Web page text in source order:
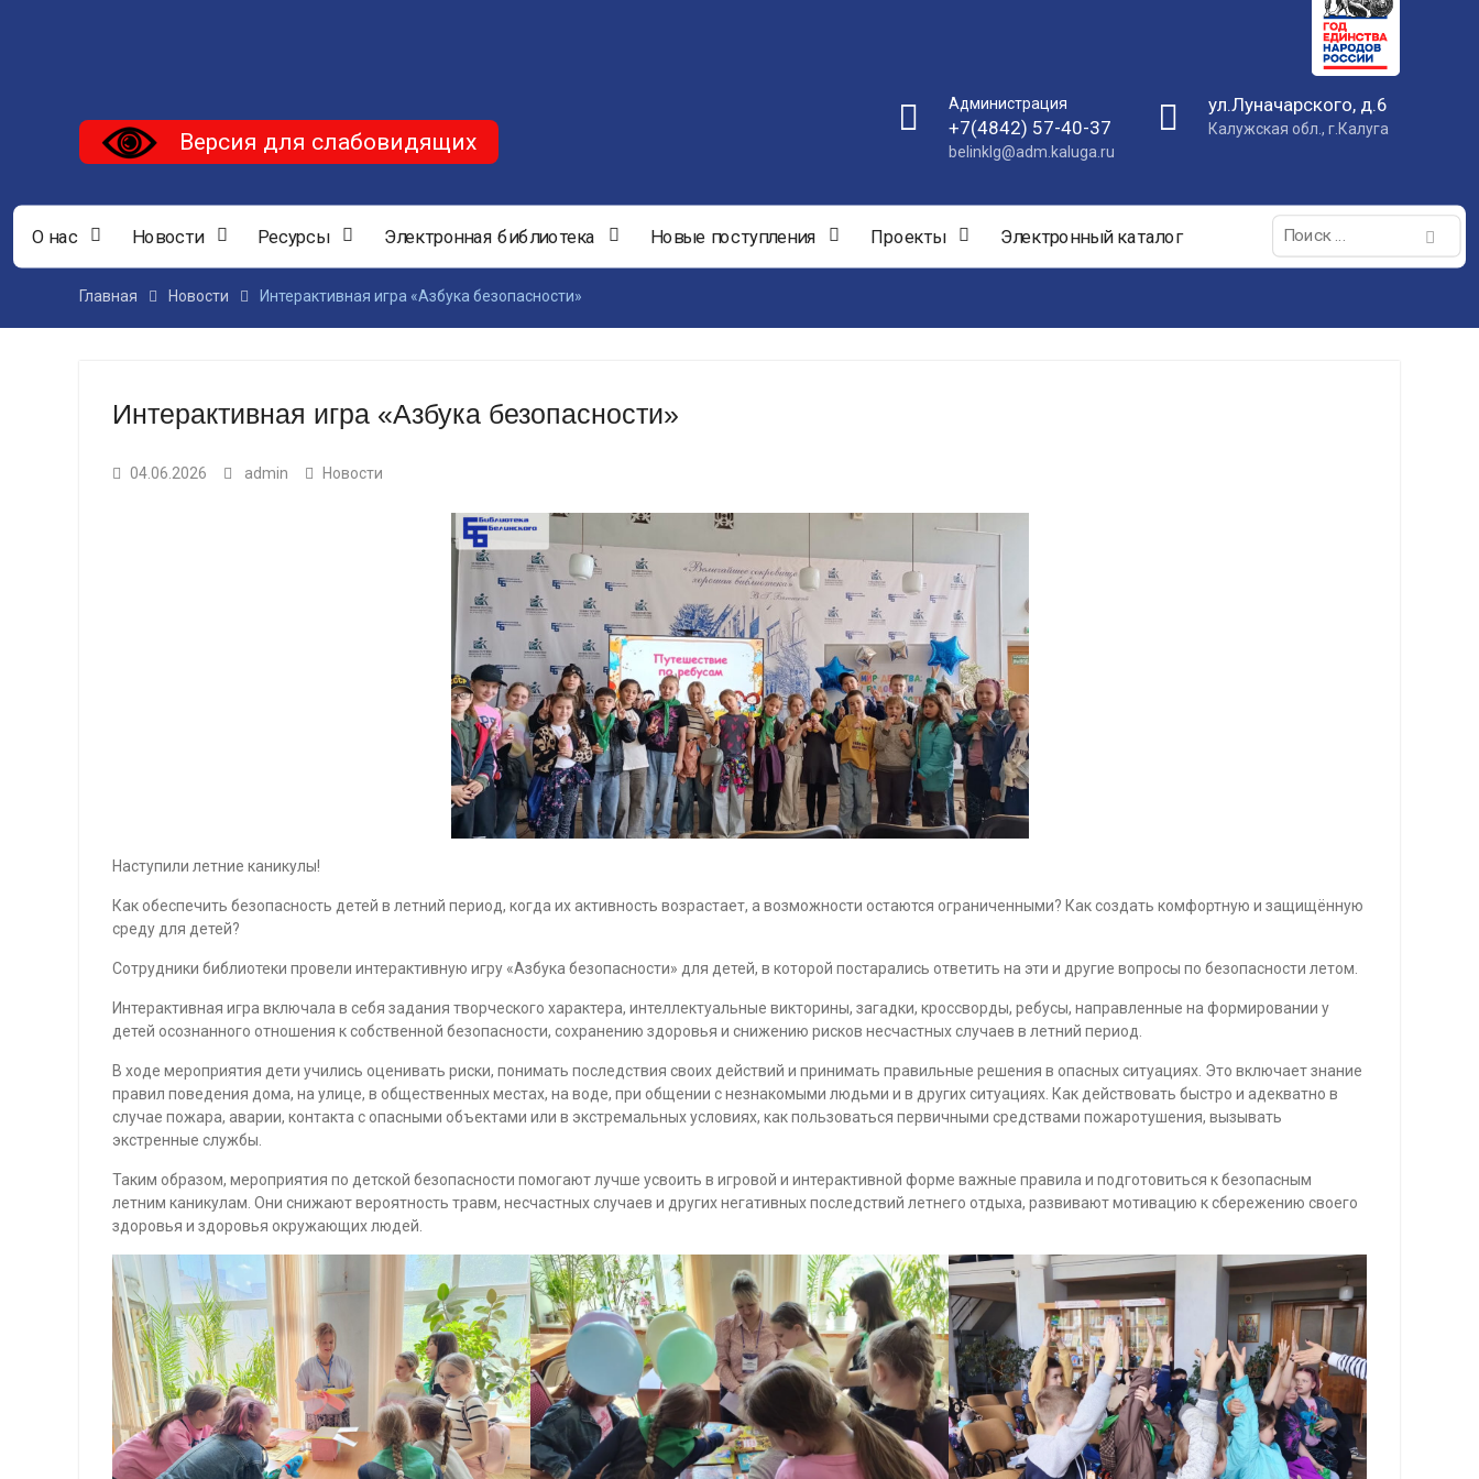
Администрация
+7(4842) 57-40-37
belinklg@adm.kaluga.ru
ул.Луначарского, д.6
Калужская обл., г.Калуга
Версия для слабовидящих
О нас Новости Ресурсы Электронная библиотека Новые поступления Проекты Электронный каталог
Поиск:
Главная Новости Интерактивная игра «Азбука безопасности»
Интерактивная игра «Азбука безопасности»
04.06.2026 admin Новости
Наступили летние каникулы!
Как обеспечить безопасность детей в летний период, когда их активность возрастает, а возможности остаются ограниченными? Как создать комфортную и защищённую
среду для детей?
Сотрудники библиотеки провели интерактивную игру «Азбука безопасности» для детей, в которой постарались ответить на эти и другие вопросы по безопасности летом.
Интерактивная игра включала в себя задания творческого характера, интеллектуальные викторины, загадки, кроссворды, ребусы, направленные на формировании у
детей осознанного отношения к собственной безопасности, сохранению здоровья и снижению рисков несчастных случаев в летний период.
В ходе мероприятия дети учились оценивать риски, понимать последствия своих действий и принимать правильные решения в опасных ситуациях. Это включает знание
правил поведения дома, на улице, в общественных местах, на воде, при общении с незнакомыми людьми и в других ситуациях. Как действовать быстро и адекватно в
случае пожара, аварии, контакта с опасными объектами или в экстремальных условиях, как пользоваться первичными средствами пожаротушения, вызывать
экстренные службы.
Таким образом, мероприятия по детской безопасности помогают лучше усвоить в игровой и интерактивной форме важные правила и подготовиться к безопасным
летним каникулам. Они снижают вероятность травм, несчастных случаев и других негативных последствий летнего отдыха, развивают мотивацию к сбережению своего
здоровья и здоровья окружающих людей.